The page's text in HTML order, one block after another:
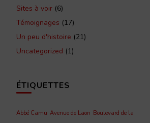
Sites à voir (6)
Témoignages (17)
Un peu d'histoire (21)
Uncategorized (1)
ÉTIQUETTES
Abbé Camu Avenue de Laon Boulevard de la